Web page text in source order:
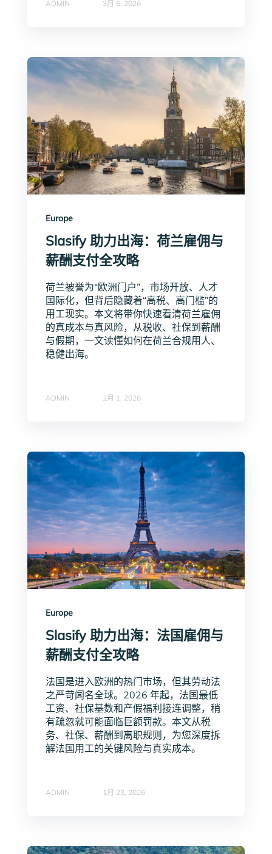
ADMIN 3月 6, 2026
Europe
Slasify 助力出海：荷兰雇佣与
薪酬支付全攻略
荷兰被誉为“欧洲门户”，市场开放、人才
国际化，但背后隐藏着“高税、高门槛”的
用工现实。本文将带你快速看清荷兰雇佣
的真成本与真风险，从税收、社保到薪酬
与假期，一文读懂如何在荷兰合规用人、
稳健出海。
ADMIN 2月 1, 2026
Europe
Slasify 助力出海：法国雇佣与
薪酬支付全攻略
法国是进入欧洲的热门市场，但其劳动法
之严苛闻名全球。2026 年起，法国最低
工资、社保基数和产假福利接连调整，稍
有疏忽就可能面临巨额罚款。本文从税
务、社保、薪酬到离职规则，为您深度拆
解法国用工的关键风险与真实成本。
ADMIN 1月 23, 2026